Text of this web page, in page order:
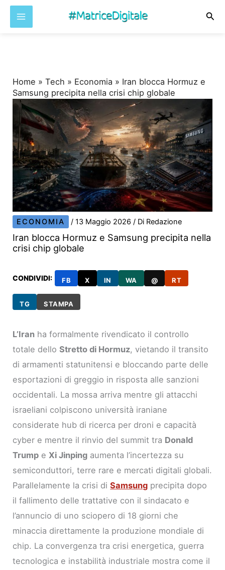
Home »Tech » Economia » Iran blocca Hormuz e
Samsung precipita nella crisi chip globale
ECONOMIA /13 Maggio 2026/ Di Redazione
Iran blocca Hormuz e Samsung precipita nella
crisi chip globale
CONDIVIDI: FB X IN WA @ RT
TG STAMPA
L’Iran ha formalmente rivendicato il controllo
totale delloStretto di Hormuz, vietando il transito
di armamenti statunitensi e bloccando parte delle
esportazioni di greggio in risposta alle sanzioni
occidentali. La mossa arriva mentre gli attacchi
israeliani colpiscono università iraniane
considerate hub di ricerca per droni e capacità
cyber e mentre il rinvio del summit tra Donald
Trump e Xi Jinping aumenta l’incertezza su
semiconduttori, terre rare e mercati digitali globali.
Parallelamente la crisi diSamsung precipita dopo
il fallimento delle trattative con il sindacato e
l’annuncio di uno sciopero di 18 giorni che
minaccia direttamente la produzione mondiale di
chip. La convergenza tra crisi energetica, guerra
tecnologica e instabilità industriale mostra come il